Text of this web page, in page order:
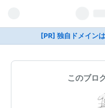
[PR] 独自ドメイン
このブロ